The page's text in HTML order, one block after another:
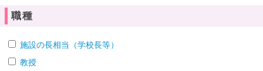
職種
施設の長相当（学校長等）
教授